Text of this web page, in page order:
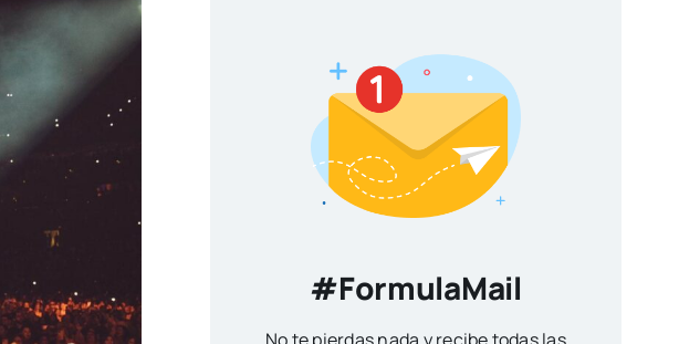
#FormulaMail